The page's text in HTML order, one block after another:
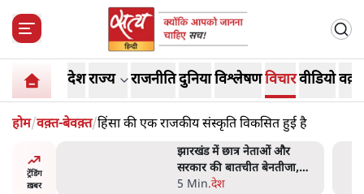
देशराज्य राजनीतिदुनियाविश्लेषणविचारवीडियो
होम/वक़्त-बेवक़्त/हिंसा की एक राजकीय संस्कृति विकसित हुई है
ट्रेंडिंग
ख़बर
' अंडों
सेनानी
झारखंड में छात्र नेताओं और
सरकार की बातचीत बेनतीजा,
आंदोलन जारी
5 Min.देश